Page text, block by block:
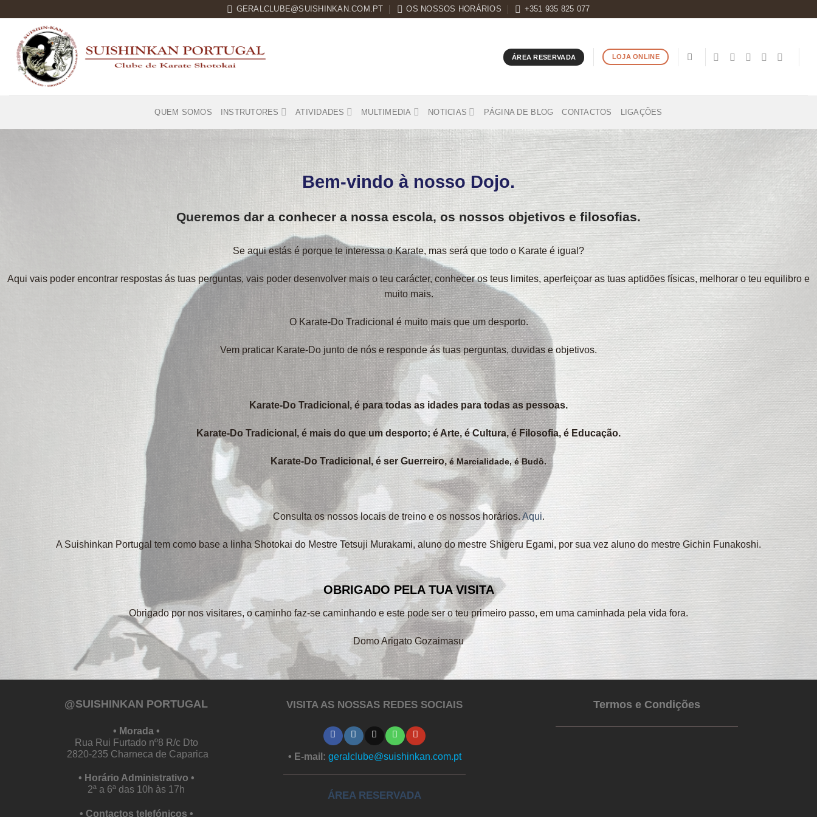
content
GERALCLUBE@SUISHINKAN.COM.PT OS NOSSOS HORÁRIOS +351 935 825 077
ÁREA RESERVADA LOJA ONLINE
QUEM SOMOS INSTRUTORES ATIVIDADES MULTIMEDIA NOTICIAS PÁGINA DE BLOG CONTACTOS LIGAÇÕES
Bem-vindo à nosso Dojo.
Queremos dar a conhecer a nossa escola, os nossos objetivos e filosofias.
Se aqui estás é porque te interessa o Karate, mas será que todo o Karate é igual?
Aqui vais poder encontrar respostas ás tuas perguntas, vais poder desenvolver mais o teu carácter, conhecer os teus limites, aperfeiçoar as tuas aptidões físicas, melhorar o teu equilibro e
muito mais.
O Karate-Do Tradicional é muito mais que um desporto.
Vem praticar Karate-Do junto de nós e responde ás tuas perguntas, duvidas e objetivos.
Karate-Do Tradicional, é para todas as idades para todas as pessoas.
Karate-Do Tradicional, é mais do que um desporto; é Arte, é Cultura, é Filosofia, é Educação.
Karate-Do Tradicional, é ser Guerreiro,é Marcialidade,é Budô.
Consulta os nossos locais de treino e os nossos horários.Aqui.
A Suishinkan Portugal tem como base a linha Shotokai do Mestre Tetsuji Murakami, aluno do mestre Shigeru Egami, por sua vez aluno do mestre Gichin Funakoshi.
OBRIGADO PELA TUA VISITA
Obrigado por nos visitares, o caminho faz-se caminhando e este pode ser o teu primeiro passo, em uma caminhada pela vida fora.
Domo Arigato Gozaimasu
@SUISHINKAN PORTUGAL
• Morada •
Rua Rui Furtado nº8 R/c Dto
2820-235 Charneca de Caparica
• Horário Administrativo •
2ª a 6ª das 10h às 17h
• Contactos telefónicos •
VISITA AS NOSSAS REDES SOCIAIS
• E-mail: geralclube@suishinkan.com.pt
ÁREA RESERVADA
Termos e Condições